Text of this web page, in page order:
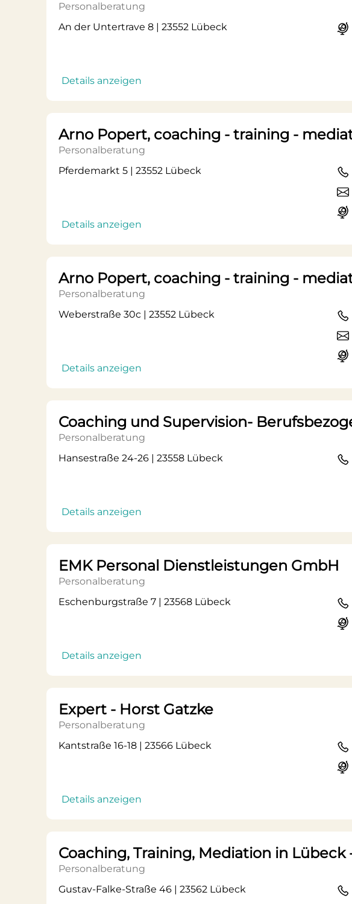
Personalberatung
An der Untertrave 8 | 23552 Lübeck
Details anzeigen
Arno Popert, coaching - training -
Personalberatung
Pferdemarkt 5 | 23552 Lübeck
Details anzeigen
Arno Popert, coaching - training -
Personalberatung
Weberstraße 30c | 23552 Lübeck
Details anzeigen
Coaching und Supervision-
Personalberatung
Hansestraße 24-26 | 23558 Lübeck
Details anzeigen
EMK Personal Dienstleistungen GmbH
Personalberatung
Eschenburgstraße 7 | 23568 Lübeck
Details anzeigen
Expert - Horst Gatzke
Personalberatung
Kantstraße 16-18 | 23566 Lübeck
Details anzeigen
Coaching, Training, Mediation in Lübeck
Personalberatung
Gustav-Falke-Straße 46 | 23562 Lübeck